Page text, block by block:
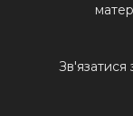
Зв'язатися